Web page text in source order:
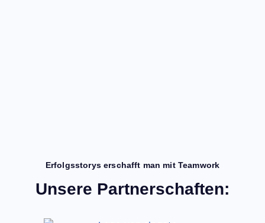
Erfolgsstorys erschafft man mit Teamwork
Unsere Partnerschaften: